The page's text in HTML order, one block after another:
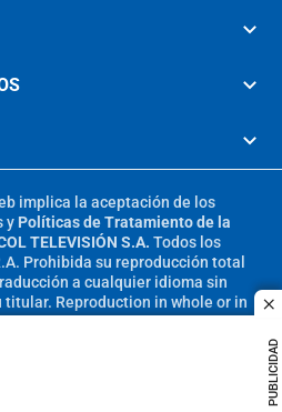
PUBLICIDAD
implica la aceptación de los
y Políticas de Tratamiento de la
TELEVISIÓN S.A. Todos los
Prohibida su reproducción total
a cualquier idioma sin
Reproduction in whole or in